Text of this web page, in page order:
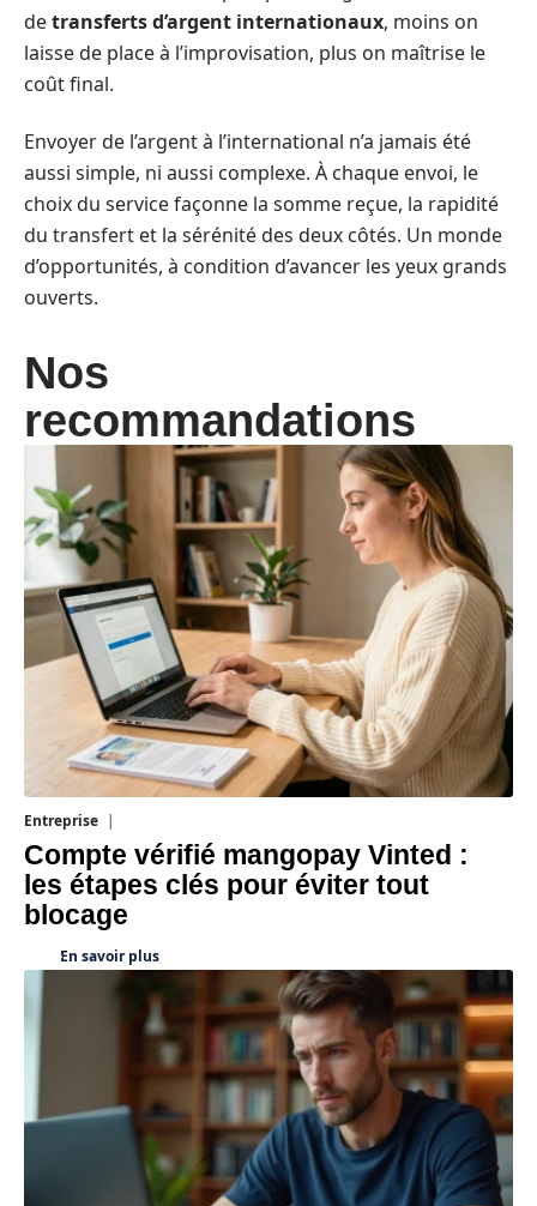
detransferts d’argent internationaux, moins on
laisse de place à l’improvisation, plus on maîtrise le
coût final.
Envoyer de l’argent à l’international n’a jamais été
aussi simple, ni aussi complexe. À chaque envoi, le
choix du service façonne la somme reçue, la rapidité
du transfert et la sérénité des deux côtés. Un monde
d’opportunités, à condition d’avancer les yeux grands
ouverts.
Nos
recommandations
Entreprise
Compte vérifié mangopay Vinted :
les étapes clés pour éviter tout
blocage
En savoir plus